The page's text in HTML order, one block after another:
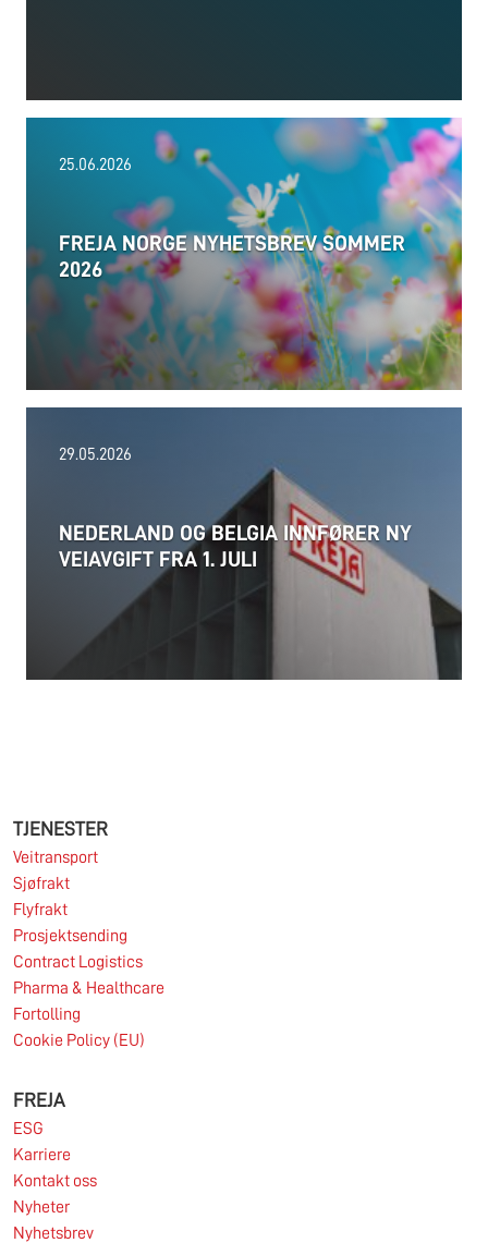
Les mer
25.06.2026
FREJA NORGE NYHETSBREV SOMMER
2026
29.05.2026
29.05.2026
NEDERLAND OG BELGIA INNFØRER NY
VEIAVGIFT FRA 1. JULI
TJENESTER
Veitransport
Sjøfrakt
Flyfrakt
Prosjektsending
Contract Logistics
Pharma & Healthcare
Fortolling
Cookie Policy (EU)
FREJA
ESG
Karriere
Kontakt oss
Nyheter
Nyhetsbrev